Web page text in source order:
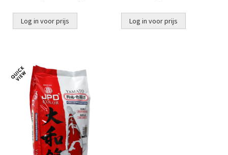
Log in voor prijs Log in voor prijs